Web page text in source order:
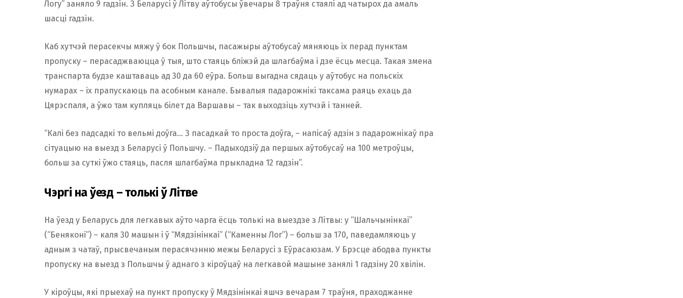
Логу” заняло 9 гадзін. З Беларусі ў Літву аўтобусы ўвечары 8 траўня стаялі ад чатырох да амаль
шасці гадзін.
Каб хутчэй перасекчы мяжу ў бок Польшчы, пасажыры аўтобусаў мяняюць іх перад пунктам
пропуску – перасаджваюцца ў тыя, што стаяць бліжэй да шлагбаўма і дзе ёсць месца. Такая змена
транспарта будзе каштаваць ад 30 да 60 еўра. Больш выгадна сядаць у аўтобус на польскіх
нумарах – іх прапускаюць па асобным канале. Бывалыя падарожнікі таксама раяць ехаць да
Цярэспаля, а ўжо там купляць білет да Варшавы – так выходзіць хутчэй і танней.
“Калі без падсадкі то вельмі доўга… З пасадкай то проста доўга, – напісаў адзін з падарожнікаў пра
сітуацыю на выезд з Беларусі ў Польшчу. – Падыходзіў да першых аўтобусаў на 100 метроўцы,
больш за суткі ўжо стаяць, пасля шлагбаўма прыкладна 12 гадзін”.
Чэргі на ўезд – толькі ў Літве
На ўезд у Беларусь для легкавых аўто чарга ёсць толькі на выездзе з Літвы: у “Шальчынінкаі”
(“Беняконі”) – каля 30 машын і ў “Мядзінінкаі” (“Каменны Лог”) – больш за 170, паведамляюць у
адным з чатаў, прысвечаным перасячэнню межы Беларусі з Еўрасаюзам. У Брэсце абодва пункты
пропуску на выезд з Польшчы ў аднаго з кіроўцаў на ​​легкавой машыне занялі 1 гадзіну 20 хвілін.
У кіроўцы, які прыехаў на пункт пропуску ў Мядзінінкаі яшчэ вечарам 7 траўня, праходжанне